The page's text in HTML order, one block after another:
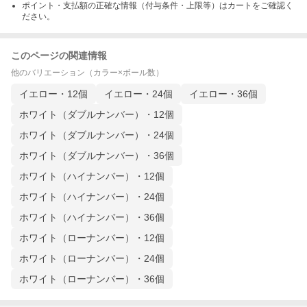
ポイント・支払額の正確な情報（付与条件・上限等）はカートをご確認く
ださい。
このページの関連情報
他のバリエーション（カラー×ボール数）
イエロー・12個 イエロー・24個
イエロー・36個
ホワイト（ダブルナンバー）・12個
ホワイト（ダブルナンバー）・24個
ホワイト（ダブルナンバー）・36個
ホワイト（ハイナンバー）・12個
ホワイト（ハイナンバー）・24個
ホワイト（ハイナンバー）・36個
ホワイト（ローナンバー）・12個
ホワイト（ローナンバー）・24個
ホワイト（ローナンバー）・36個